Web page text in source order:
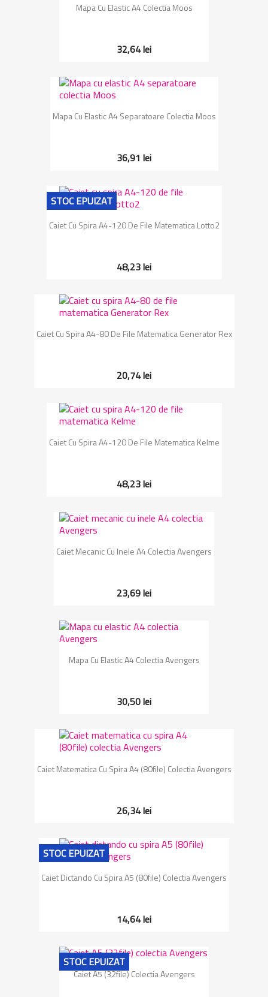
Mapa Cu Elastic A4 Colectia Moos
32,64 lei
Mapa Cu Elastic A4 Separatoare Colectia Moos
36,91 lei
Caiet Cu Spira A4-120 De File Matematica Lotto2
48,23 lei
STOC EPUIZAT
Caiet Cu Spira A4-80 De File Matematica Generator Rex
20,74 lei
Caiet Cu Spira A4-120 De File Matematica Kelme
48,23 lei
Caiet Mecanic Cu Inele A4 Colectia Avengers
23,69 lei
Mapa Cu Elastic A4 Colectia Avengers
30,50 lei
Caiet Matematica Cu Spira A4 (80file) Colectia Avengers
26,34 lei
Caiet Dictando Cu Spira A5 (80file) Colectia Avengers
14,64 lei
STOC EPUIZAT
Caiet A5 (32file) Colectia Avengers
STOC EPUIZAT